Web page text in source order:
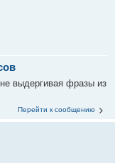
выдергивая фразы из
Перейти к сообщению